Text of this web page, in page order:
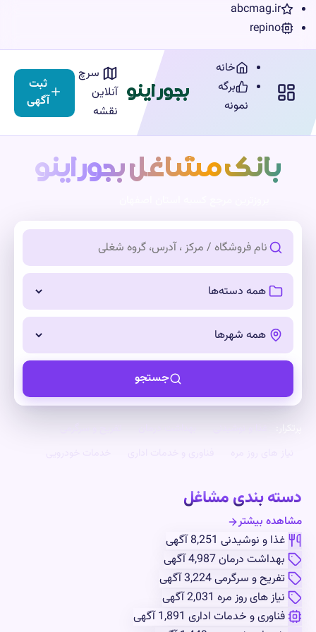
abcmag.ir
repino
خانه
برگه
بجوراینو
سرچ
آنلاین
نقشه
آگهی
بانک مشاغل بجوراینو
جستجو
دسته بندی
جستجو
غذا و نوشیدنی
بندی مشاغل
بیشتر
غذا و نوشیدنی8,251 آگهی
بهداشت درمان 4,987 آگهی
تفریح و سرگرمی3,224 آگهی
نیاز های روز مره2,031 آگهی
فناوری و خدمات اداری1,891 آگهی